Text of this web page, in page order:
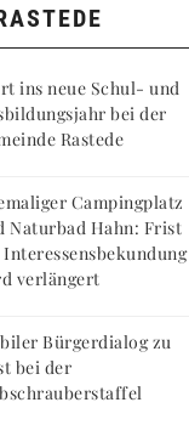
ins neue Schul- und
bei der
Rastede
Campingplatz
Naturbad Hahn: Frist
verlängert
Bürgerdialog zu
bei der